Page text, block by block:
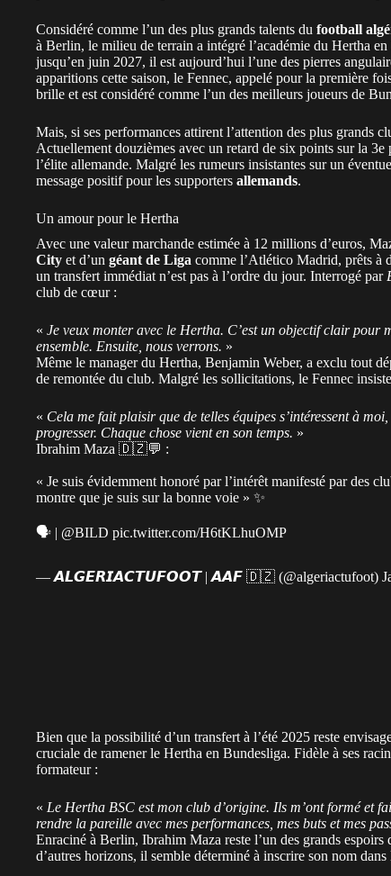
Considéré comme l’un des plus grands talents du football
à Berlin, le milieu de terrain a intégré l’académie du Hertha
jusqu’en juin 2027, il est aujourd’hui l’une des pierres
apparitions cette saison, le Fennec, appelé pour la première
brille et est considéré comme l’un des meilleurs joueurs de
Mais, si ses performances attirent l’attention des plus grands
Actuellement douzièmes avec un retard de six points sur la
l’élite allemande. Malgré les rumeurs insistantes sur un
message positif pour les supporters allemands.
Un amour pour le Hertha
Avec une valeur marchande estimée à 12 millions d’euros,
City et d’un géant de Liga comme l’Atlético Madrid, prêts à
un transfert immédiat n’est pas à l’ordre du jour. Interrogé par
club de cœur :
« Je veux monter avec le Hertha. C’est un objectif clair pour
ensemble. Ensuite, nous verrons. »
Même le manager du Hertha, Benjamin Weber, a exclu tout
de remontée du club. Malgré les sollicitations, le Fennec
« Cela me fait plaisir que de telles équipes s’intéressent à
progresser. Chaque chose vient en son temps. »
Ibrahim Maza 🇩🇿💬 :
« Je suis évidemment honoré par l’intérêt manifesté par des
montre que je suis sur la bonne voie » ✨
🗣️ | @BILD pic.twitter.com/H6tKLhuOMP
— 𝘼𝙇𝙂𝙀𝙍𝙄𝘼𝘾𝙏𝙐𝙁𝙊𝙊𝙏 | 𝘼𝘼𝙁 🇩🇿 (@algeriactufoot)
Bien que la possibilité d’un transfert à l’été 2025 reste
cruciale de ramener le Hertha en Bundesliga. Fidèle à ses
formateur :
« Le Hertha BSC est mon club d’origine. Ils m’ont formé et
rendre la pareille avec mes performances, mes buts et mes
Enraciné à Berlin, Ibrahim Maza reste l’un des grands
d’autres horizons, il semble déterminé à inscrire son nom